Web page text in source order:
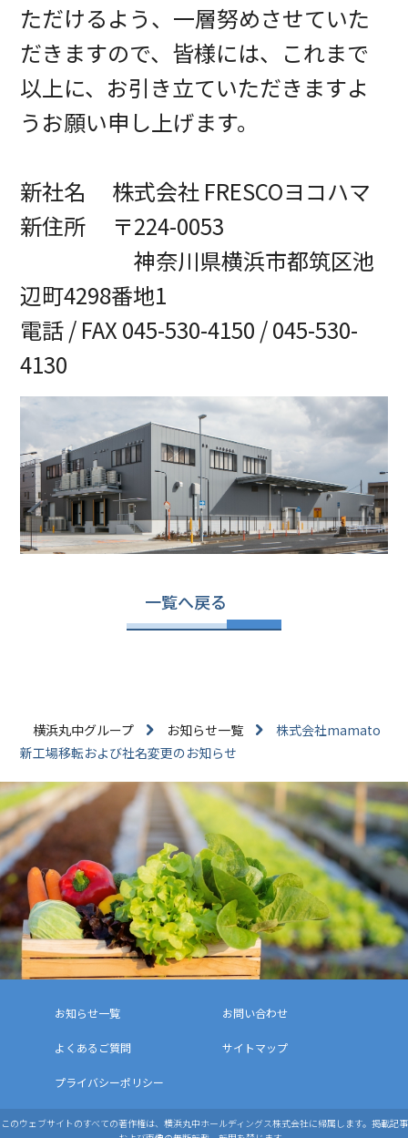
ただけるよう、一層努めさせていた
だきますので、皆様には、これまで
以上に、お引き立ていただきますよ
うお願い申し上げます。
新社名 株式会社 FRESCOヨコハマ
新住所 〒224-0053
神奈川県横浜市都筑区池
辺町4298番地1
電話 / FAX 045-530-4150 / 045-530-
4130
一覧へ戻る
横浜丸中グループ お知らせ一覧
株式会社mamato
新工場移転および社名変更のお知らせ
お知らせ一覧 お問い合わせ
よくあるご質問 サイトマップ
プライバシーポリシー
このウェブサイトのすべての著作権は、横浜丸中ホールディングス株式会社に帰属します。掲載記事